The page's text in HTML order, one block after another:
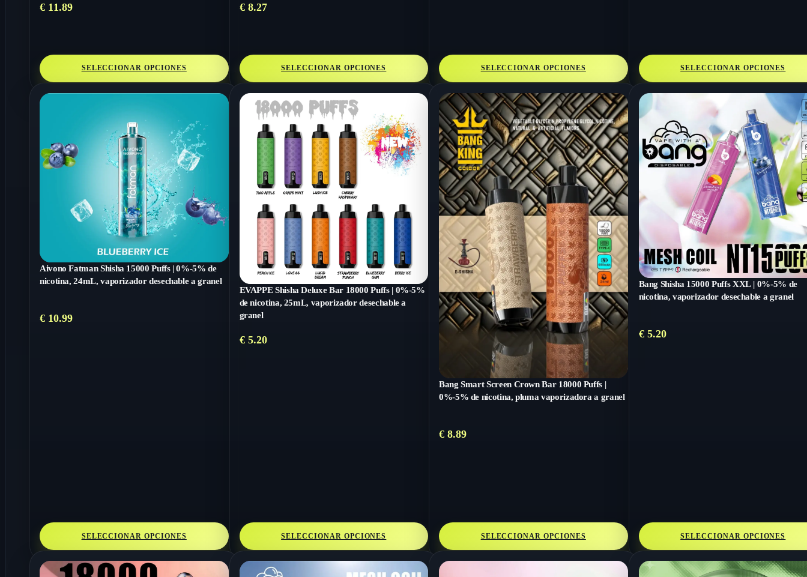
€ 11.89
SELECCIONAR OPCIONES
€8.27
SELECCIONAR OPCIONES SELECCIONAR OPCIONES SELECCIONAR OPCIONES
Aivono Fatman Shisha 15000 Puffs | 0%-5% de
nicotina, 24mL, vaporizador desechable a granel
€ 10.99
SELECCIONAR OPCIONES
EVAPPE Shisha Deluxe Bar 18000 Puffs | 0%-5%
de nicotina, 25mL, vaporizador desechable a
granel
€5.20
SELECCIONAR OPCIONES
Bang Smart Screen Crown Bar 18000 Puffs |
0%-5% de nicotina, pluma vaporizadora a granel
€ 8.89
SELECCIONAR OPCIONES
Bang Shisha 15000 Puffs XXL | 0%-5% de
nicotina, vaporizador desechable a granel
€5.20
SELECCIONAR OPCIONES